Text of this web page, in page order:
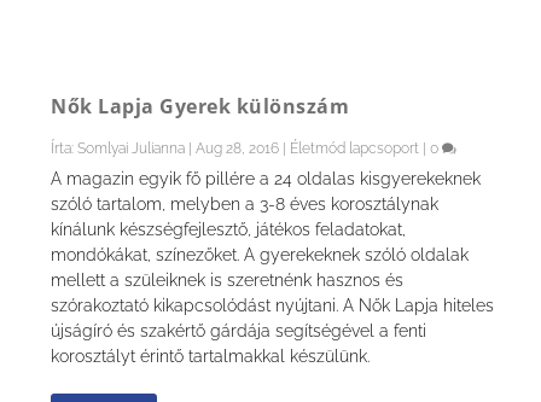
Nők Lapja Gyerek különszám
Írta:Somlyai Julianna |Aug 28, 2016 Életmód lapcsoport |0
A magazin egyik fő pillére a 24 oldalas kisgyerekeknek
szóló tartalom, melyben a 3-8 éves korosztálynak
kínálunk készségfejlesztő, játékos feladatokat,
mondókákat, színezőket. A gyerekeknek szóló oldalak
mellett a szüleiknek is szeretnénk hasznos és
szórakoztató kikapcsolódást nyújtani. A Nők Lapja hiteles
újságíró és szakértő gárdája segítségével a fenti
korosztályt érintő tartalmakkal készülünk.